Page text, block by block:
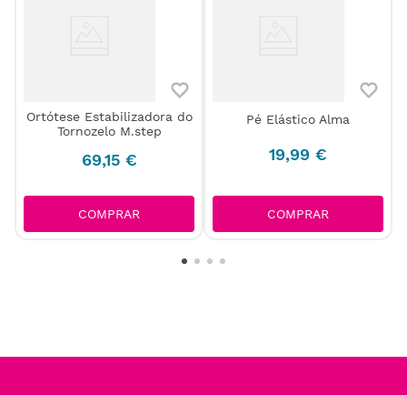
Ortótese Estabilizadora do
Tornozelo M.step
69,15 €
COMPRAR
Pé Elástico Alma
19,99 €
COMPRAR